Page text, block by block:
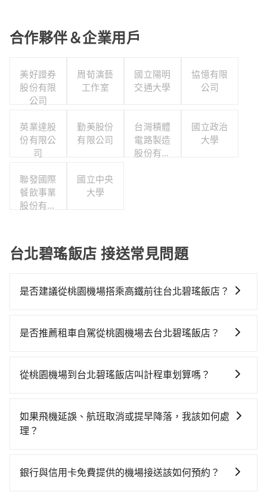
合作夥伴＆企業用戶
美好證券
股份有限
公司
周荀演藝
工作室
國立陽明
交通大學
協憶有限
公司
英業達股
份有限公
司
勤美股份
有限公司
台灣積體
電路製造
股份有限
國立政治
大學
聯發國際
餐飲事業
股份有限
國立中央
大學
台北碧瑤飯店 接送常見問題
是否建議從桃園機場搭乘高鐵前往台北碧瑤飯店？
較貴、費時、轉車麻煩！桃園-台北雖然一天最多時有74
園區) 前往最靠近的桃園高鐵站，叫一輛計程車花費約
鐘（平均20分）的高鐵從桃園站前往台北高鐵站，每人
票價160元，再用15分鐘出站、等待車站前排班的計程
共1小時27分鐘，假設2位同行，高鐵加轉乘之平均每人
是否推薦租車自駕從桃園機場去台北碧瑤飯店？
花費可能不小。租車公司一般以天為單位計費，小轎車
約$4,500，油錢（每公里約3元）、eTag（每公里約1
元）、路邊停車（每小時約40元）、保險費、罰單另
不然就是需要一次租用多天，如此預計小轎車的花費至
從桃園機場到台北碧瑤飯店叫計程車划算嗎？
灣大車隊、Uber、Line Taxi、Yoxi等，如果在路邊攔不
到車，也可考慮打電話至桃園機場附近的計程車隊，如
1,285~1,500元間，但如改預約tripool可省高達$500。
如果飛機延誤、航班取消或提早降落，我該如何處
理？
前透過官網的線上客服告知，我方會盡力協助重新安排
銀行與信用卡免費提供的機場接送該如何預約？